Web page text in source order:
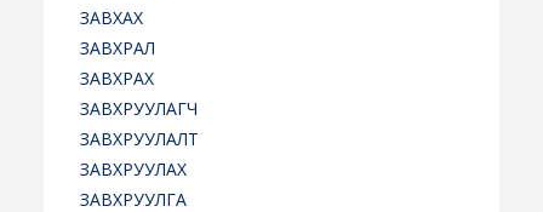
ЗАВХАХ
ЗАВХРАЛ
ЗАВХРАХ
ЗАВХРУУЛАГЧ
ЗАВХРУУЛАЛТ
ЗАВХРУУЛАХ
ЗАВХРУУЛГА